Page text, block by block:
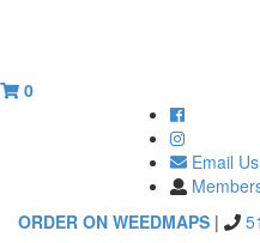
0
Email Us
ORDER ON WEEDMAPS |